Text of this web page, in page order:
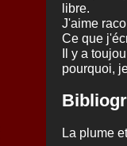
libre.
J'aime
Ce que
Il y a
pourquoi,
La plume